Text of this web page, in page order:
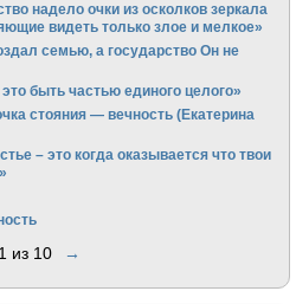
надело очки из осколков зеркала
видеть только злое и мелкое»
семью, а государство Он не
быть частью единого целого»
стояния — вечность (Екатерина
– это когда оказывается что твои
1 из 10 →